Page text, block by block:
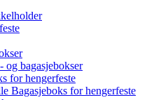
og bagasjebokser
for hengerfeste
Bagasjeboks for hengerfeste